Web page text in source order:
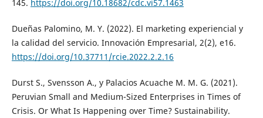
145. https://doi.org/10.18682/cdc.vi57.1463
Dueñas Palomino, M. Y. (2022). El marketing experiencial y
la calidad del servicio. Innovación Empresarial, 2(2), e16.
https://doi.org/10.37711/rcie.2022.2.2.16
Durst S., Svensson A., y Palacios Acuache M. M. G. (2021).
Peruvian Small and Medium-Sized Enterprises in Times of
Crisis. Or What Is Happening over Time? Sustainability.